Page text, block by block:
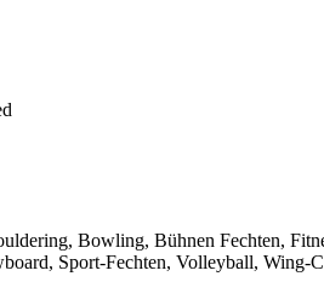
Bowling, Bühnen Fechten,
Sport-Fechten, Volleyball, Wing-